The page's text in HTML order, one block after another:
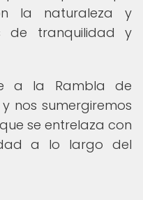
la naturaleza y
de tranquilidad y
a la Rambla de
nos sumergiremos
se entrelaza con
a lo largo del